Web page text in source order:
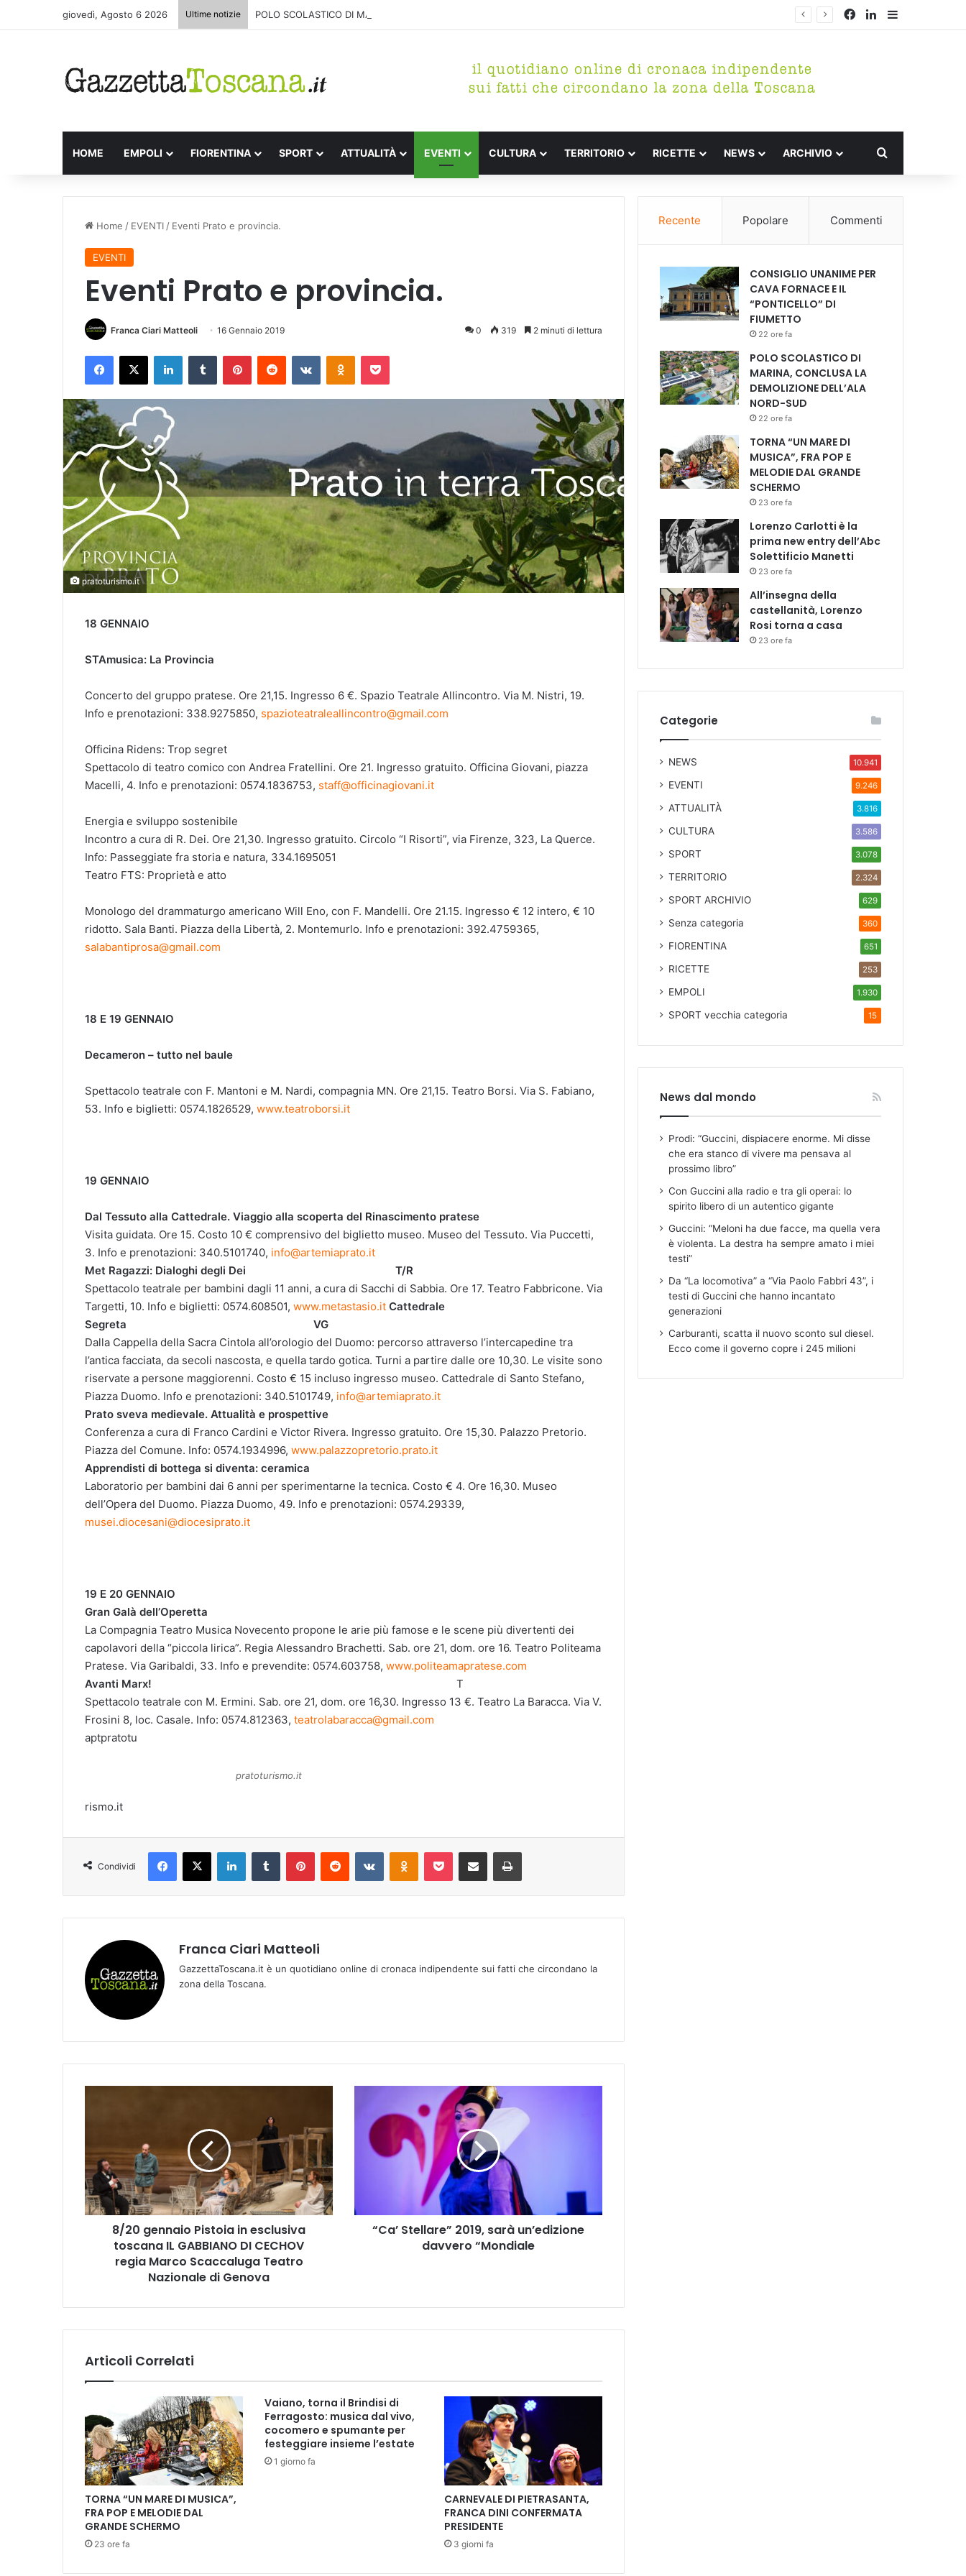
giovedì, Agosto 6 2026 Ultime notizie POLO SCOLASTICO DI MARINA, CONCLUSA LA DEMOLIZIONE DELL’ALA NORD-SUD Facebook
LinkedIn
HOME EMPOLI FIORENTINA SPORT ATTUALITÀ EVENTI CULTURA TERRITORIO RICETTE NEWS ARCHIVIO
Home / EVENTI / Eventi Prato e provincia.
EVENTI
Eventi Prato e provincia.
Franca Ciari Matteoli 16 Gennaio 2019 0 319 2 minuti di lettura
pratoturismo.it
18 GENNAIO
STAmusica: La Provincia
Concerto del gruppo pratese. Ore 21,15. Ingresso 6 €. Spazio Teatrale Allincontro. Via M. Nistri, 19.
Info e prenotazioni: 338.9275850, spazioteatraleallincontro@gmail.com
Officina Ridens: Trop segret
Spettacolo di teatro comico con Andrea Fratellini. Ore 21. Ingresso gratuito. Officina Giovani, piazza
Macelli, 4. Info e prenotazioni: 0574.1836753, staff@officinagiovani.it
Energia e sviluppo sostenibile
Incontro a cura di R. Dei. Ore 21,30. Ingresso gratuito. Circolo “I Risorti”, via Firenze, 323, La Querce.
Info: Passeggiate fra storia e natura, 334.1695051
Teatro FTS: Proprietà e atto
Monologo del drammaturgo americano Will Eno, con F. Mandelli. Ore 21.15. Ingresso € 12 intero, € 10
ridotto. Sala Banti. Piazza della Libertà, 2. Montemurlo. Info e prenotazioni: 392.4759365,
salabantiprosa@gmail.com
18 E 19 GENNAIO
Decameron – tutto nel baule
Spettacolo teatrale con F. Mantoni e M. Nardi, compagnia MN. Ore 21,15. Teatro Borsi. Via S. Fabiano,
53. Info e biglietti: 0574.1826529, www.teatroborsi.it
19 GENNAIO
Dal Tessuto alla Cattedrale. Viaggio alla scoperta del Rinascimento pratese
Visita guidata. Ore 15. Costo 10 € comprensivo del biglietto museo. Museo del Tessuto. Via Puccetti,
3. Info e prenotazioni: 340.5101740, info@artemiaprato.it
Met Ragazzi: Dialoghi degli Dei T/R
Spettacolo teatrale per bambini dagli 11 anni, a cura di Sacchi di Sabbia. Ore 17. Teatro Fabbricone. Via
Targetti, 10. Info e biglietti: 0574.608501, www.metastasio.it Cattedrale
Segreta VG
Dalla Cappella della Sacra Cintola all’orologio del Duomo: percorso attraverso l’intercapedine tra
l’antica facciata, da secoli nascosta, e quella tardo gotica. Turni a partire dalle ore 10,30. Le visite sono
riservate a persone maggiorenni. Costo € 15 incluso ingresso museo. Cattedrale di Santo Stefano,
Piazza Duomo. Info e prenotazioni: 340.5101749, info@artemiaprato.it
Prato sveva medievale. Attualità e prospettive
Conferenza a cura di Franco Cardini e Victor Rivera. Ingresso gratuito. Ore 15,30. Palazzo Pretorio.
Piazza del Comune. Info: 0574.1934996, www.palazzopretorio.prato.it
Apprendisti di bottega si diventa: ceramica
Laboratorio per bambini dai 6 anni per sperimentarne la tecnica. Costo € 4. Ore 16,30. Museo
dell’Opera del Duomo. Piazza Duomo, 49. Info e prenotazioni: 0574.29339,
musei.diocesani@diocesiprato.it
19 E 20 GENNAIO
Gran Galà dell’Operetta
La Compagnia Teatro Musica Novecento propone le arie più famose e le scene più divertenti dei
capolavori della “piccola lirica”. Regia Alessandro Brachetti. Sab. ore 21, dom. ore 16. Teatro Politeama
Pratese. Via Garibaldi, 33. Info e prevendite: 0574.603758, www.politeamapratese.com
Avanti Marx!
T
Spettacolo teatrale con M. Ermini. Sab. ore 21, dom. ore 16,30. Ingresso 13 €. Teatro La Baracca. Via V.
Frosini 8, loc. Casale. Info: 0574.812363, teatrolabaracca@gmail.com
aptpratotu
pratoturismo.it
rismo.it
Condividi
Franca Ciari Matteoli
GazzettaToscana.it è un quotidiano online di cronaca indipendente sui fatti che circondano la
zona della Toscana.
g
e
n
n
a
i
n
c
l
u
s
i
v
a
t
o
8/20 gennaio Pistoia in esclusiva
toscana IL GABBIANO DI CECHOV
regia Marco Scaccaluga Teatro
Nazionale di Genova
l
a
à
n
“Ca’ Stellare” 2019, sarà un’edizione
davvero “Mondiale
Articoli Correlati
TORNA “UN MARE DI MUSICA”,
FRA POP E MELODIE DAL
GRANDE SCHERMO
23 ore fa
Vaiano, torna il Brindisi di
Ferragosto: musica dal vivo,
cocomero e spumante per
festeggiare insieme l’estate
1 giorno fa
CARNEVALE DI PIETRASANTA,
FRANCA DINI CONFERMATA
PRESIDENTE
3 giorni fa
Recente Popolare Commenti
CONSIGLIO UNANIME PER
CAVA FORNACE E IL
“PONTICELLO” DI
FIUMETTO
22 ore fa
POLO SCOLASTICO DI
MARINA, CONCLUSA LA
DEMOLIZIONE DELL’ALA
NORD-SUD
22 ore fa
TORNA “UN MARE DI
MUSICA”, FRA POP E
MELODIE DAL GRANDE
SCHERMO
23 ore fa
Lorenzo Carlotti è la
prima new entry dell’Abc
Solettificio Manetti
23 ore fa
All’insegna della
castellanità, Lorenzo
Rosi torna a casa
23 ore fa
Categorie
NEWS 10.941
EVENTI 9.246
ATTUALITÀ 3.816
CULTURA 3.586
SPORT 3.078
TERRITORIO 2.324
SPORT ARCHIVIO 629
Senza categoria 360
FIORENTINA 651
RICETTE 253
EMPOLI 1.930
SPORTvecchia categoria 15
News dal mondo
Prodi: “Guccini, dispiacere enorme. Mi disse
che era stanco di vivere ma pensava al
prossimo libro”
Con Guccini alla radio e tra gli operai: lo
spirito libero di un autentico gigante
Guccini: “Meloni ha due facce, ma quella vera
è violenta. La destra ha sempre amato i miei
testi”
Da “La locomotiva” a “Via Paolo Fabbri 43”, i
testi di Guccini che hanno incantato
generazioni
Carburanti, scatta il nuovo sconto sul diesel.
Ecco come il governo copre i 245 milioni